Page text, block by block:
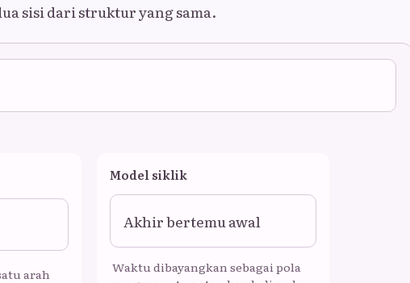
sisi dari struktur yang sama.
arah
Model siklik
Akhir bertemu awal
Waktu dibayangkan sebagai pola